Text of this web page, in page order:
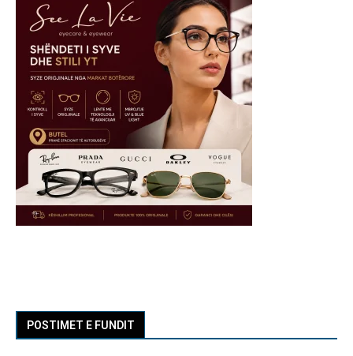
POSTIMET E FUNDIT